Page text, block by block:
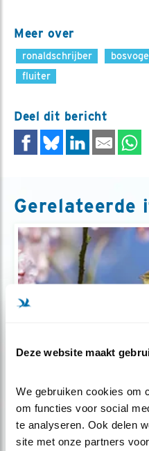
Deze website maakt
We gebruiken cookies om
om functies voor social
te analyseren. Ook delen
site met onze partners
Meer over
ronaldschrijber
fluiter
Deel dit bericht
Gerelateerde
Tip
Nu te zien: de